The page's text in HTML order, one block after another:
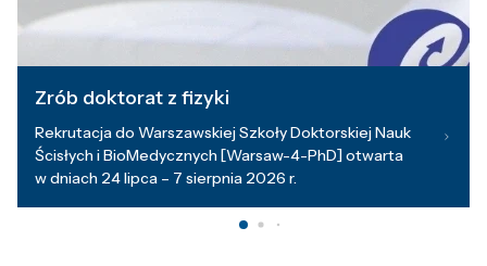
Zrób doktorat z fizyki
Rekrutacja do Warszawskiej Szkoły Doktorskiej Nauk
Ścisłych i BioMedycznych [Warsaw-4-PhD] otwarta
w dniach 24 lipca – 7 sierpnia 2026 r.